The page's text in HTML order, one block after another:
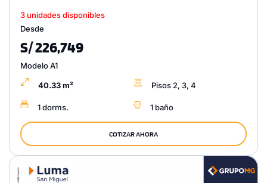
3 unidades disponibles
Desde
S/ 226,749
Modelo A1
40.33 m² Pisos 2, 3, 4
1 dorms. 1 baño
COTIZAR AHORA